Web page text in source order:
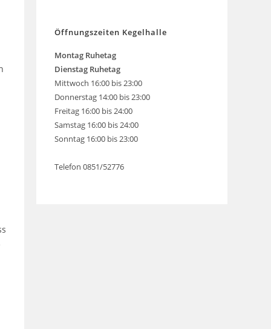
Öffnungszeiten Kegelhalle
Montag Ruhetag
Dienstag Ruhetag
Mittwoch 16:00 bis 23:00
Donnerstag 14:00 bis 23:00
Freitag 16:00 bis 24:00
Samstag 16:00 bis 24:00
Sonntag 16:00 bis 23:00
Telefon 0851/52776